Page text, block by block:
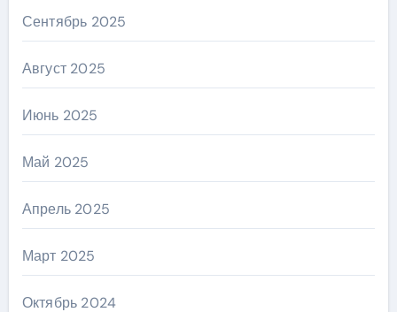
Сентябрь 2025
Август 2025
Июнь 2025
Май 2025
Апрель 2025
Март 2025
Октябрь 2024